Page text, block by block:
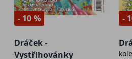
- 10 %
Dráček -
Vystřihovánky
-